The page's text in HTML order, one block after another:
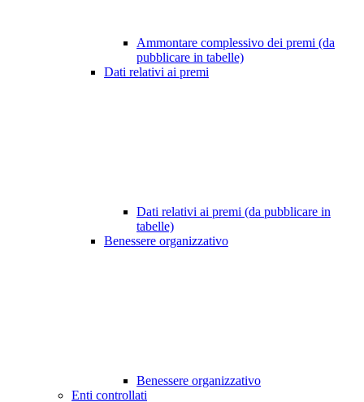
Ammontare complessivo dei premi (da
pubblicare in tabelle)
Dati relativi ai premi
Dati relativi ai premi (da pubblicare in
tabelle)
Benessere organizzativo
Benessere organizzativo
Enti controllati